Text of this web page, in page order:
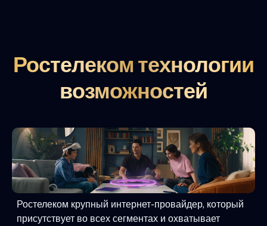
Ростелеком технологии
возможностей
Ростелеком крупный интернет-провайдер, который
присутствует во всех сегментах и охватывает